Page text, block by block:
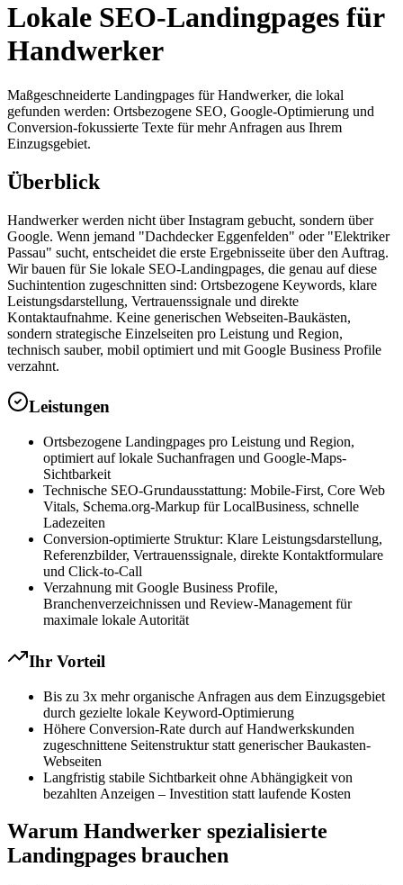
Lokale SEO-Landingpages für
Handwerker
Maßgeschneiderte Landingpages für Handwerker, die lokal
gefunden werden: Ortsbezogene SEO, Google-Optimierung und
Conversion-fokussierte Texte für mehr Anfragen aus Ihrem
Einzugsgebiet.
Überblick
Handwerker werden nicht über Instagram gebucht, sondern über
Google. Wenn jemand "Dachdecker Eggenfelden" oder "Elektriker
Passau" sucht, entscheidet die erste Ergebnisseite über den Auftrag.
Wir bauen für Sie lokale SEO-Landingpages, die genau auf diese
Suchintention zugeschnitten sind: Ortsbezogene Keywords, klare
Leistungsdarstellung, Vertrauenssignale und direkte
Kontaktaufnahme. Keine generischen Webseiten-Baukästen,
sondern strategische Einzelseiten pro Leistung und Region,
technisch sauber, mobil optimiert und mit Google Business Profile
verzahnt.
Leistungen
Ortsbezogene Landingpages pro Leistung und Region,
optimiert auf lokale Suchanfragen und Google-Maps-
Sichtbarkeit
Technische SEO-Grundausstattung: Mobile-First, Core Web
Vitals, Schema.org-Markup für LocalBusiness, schnelle
Ladezeiten
Conversion-optimierte Struktur: Klare Leistungsdarstellung,
Referenzbilder, Vertrauenssignale, direkte Kontaktformulare
und Click-to-Call
Verzahnung mit Google Business Profile,
Branchenverzeichnissen und Review-Management für
maximale lokale Autorität
Ihr Vorteil
Bis zu 3x mehr organische Anfragen aus dem Einzugsgebiet
durch gezielte lokale Keyword-Optimierung
Höhere Conversion-Rate durch auf Handwerkskunden
zugeschnittene Seitenstruktur statt generischer Baukasten-
Webseiten
Langfristig stabile Sichtbarkeit ohne Abhängigkeit von
bezahlten Anzeigen – Investition statt laufende Kosten
Warum Handwerker spezialisierte
Landingpages brauchen